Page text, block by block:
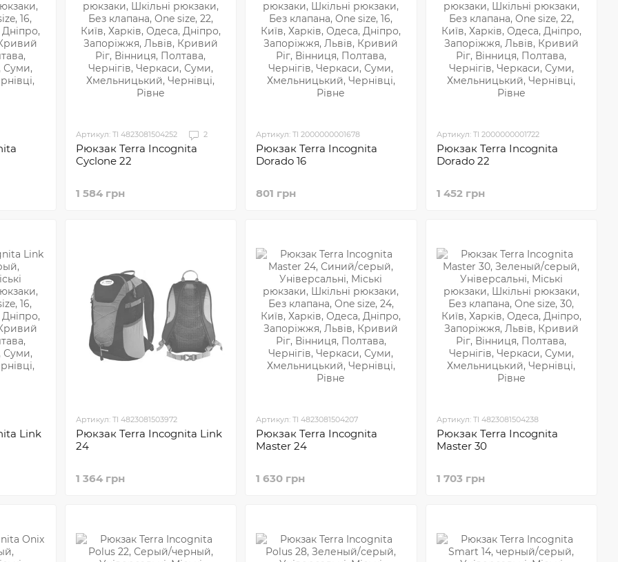
Артикул: TI 4823081504252 2
Рюкзак Terra Incognita
Cyclone 22
1 584 грн
Артикул: TI 2000000001678
Рюкзак Terra Incognita
Dorado 16
801 грн
Артикул: TI 2000000001722
Рюкзак Terra Incognita
Dorado 22
1 452 грн
Link
Артикул: TI 4823081503972
Рюкзак Terra Incognita Link
24
1 364 грн
Артикул: TI 4823081504207
Рюкзак Terra Incognita
Master 24
1 630 грн
Артикул: TI 4823081504238
Рюкзак Terra Incognita
Master 30
1 703 грн